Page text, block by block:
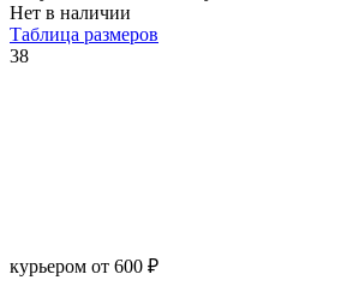
Нет в наличии
Таблица размеров
38
курьером от 600 ₽